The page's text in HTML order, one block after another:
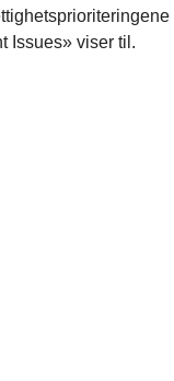
Issues» viser til.